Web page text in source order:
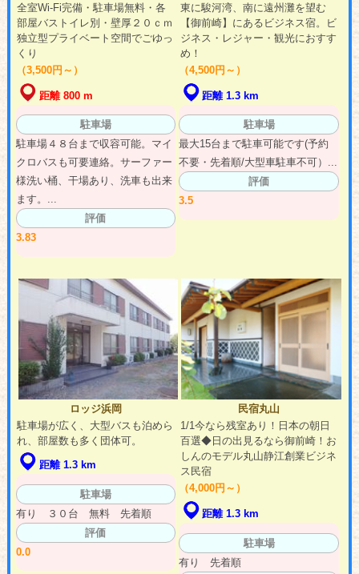
全室Wi-Fi完備・駐車場無料・各
部屋バストイレ別・壁厚２０ｃｍ
独立型プライベート空間でごゆっ
くり
（3,500円～）
距離 800 m
駐車場
駐車場４８台まで収容可能。マイ
クロバスも可要連絡。サーファー
様洗い桶、干場あり、洗車も出来
ます。...
評価
3.83
東に駿河湾、南に遠州灘を望む
【御前崎】にあるビジネス宿。ビ
ジネス・レジャー・観光におすす
め！
（4,500円～）
距離 1.3 km
駐車場
最大15台まで駐車可能です(予約
不要・先着順/大型車駐車不可）...
評価
3.5
ロッジ浜岡
駐車場が広く、大型バスも泊めら
れ、部屋数も多く団体可。
距離 1.3 km
駐車場
有り ３０台 無料 先着順
評価
0.0
民宿丸山
1/1今なら残室あり！日本の朝日
百選◆日の出見るなら御前崎！お
しんのモデル丸山静江創業ビジネ
ス民宿
（4,000円～）
距離 1.3 km
駐車場
有り 先着順